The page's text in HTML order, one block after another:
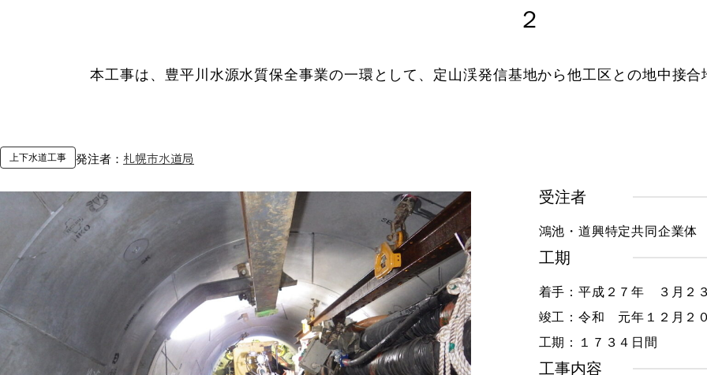
２
本工事は、豊平川水源水質保全事業の一環として、定山渓発信基地から他工区との地中接
上下水道工事 発注者： 札幌市水道局
受注者
鴻池・道興特定共同企業体
工期
着手：平成２７年 ３月２
竣工：令和 元年１２月２
工期：１７３４日間
工事内容